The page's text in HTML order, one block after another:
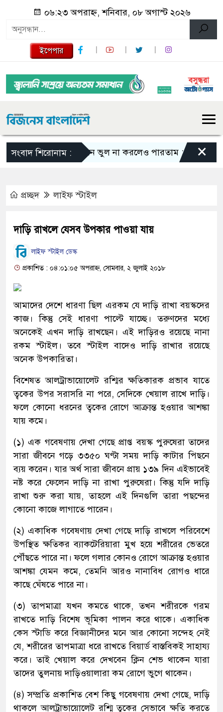
০৬:২৩ অপরাহ্ন, শনিবার, ০৮ অগাস্ট ২০২৬
ইপেপার
সংবাদ শিরোনাম :এমন ভুল না করলেও পারতাম : শাকিব খান
×
প্রচ্ছদ লাইফ স্টাইল
দাড়ি রাখলে যেসব উপকার পাওয়া যায়
লাইফ স্টাইল ডেস্ক
প্রকাশিত : ০৪:০১:০৫ অপরাহ্ন, সোমবার, ২ জুলাই ২০১৮
আমাদের দেশে ধারণা ছিল এরকম যে দাড়ি রাখা বয়স্কদের
কাজ। কিন্তু সেই ধারণা পাল্টে যাচ্ছে। তরুণদের মধ্যে
অনেকেই এখন দাড়ি রাখছেন। এই দাড়িরও রয়েছে নানা
রকম স্টাইল। তবে স্টাইল বাদেও দাড়ি রাখার রয়েছে
অনেক উপকারিতা।
বিশেষত আলট্রাভায়োলেট রশ্মির ক্ষতিকারক প্রভাব যাতে
ত্বকের উপর সরাসরি না পরে, সেদিকে খেয়াল রাখে দাড়ি।
ফলে কোনো ধরনের ত্বকের রোগে আক্রান্ত হওয়ার আশঙ্কা
যায় কমে।
(১) এক গবেষণায় দেখা গেছে প্রাপ্ত বয়স্ক পুরুষেরা তাদের
সারা জীবনে গড়ে ৩৩৫০ ঘণ্টা সময় দাড়ি কাটার পিছনে
ব্যয় করেন। যার অর্থ সারা জীবনে প্রায় ১৩৯ দিন এইভাবেই
নষ্ট করে ফেলেন দাড়ি না রাখা পুরুষেরা। কিন্তু যদি দাড়ি
রাখা শুরু করা যায়, তাহলে এই দিনগুলি তারা পছন্দের
কোনো কাজে লাগাতে পারেন।
(২) একাধিক গবেষণায় দেখা গেছে দাড়ি রাখলে পরিবেশে
উপস্থিত ক্ষতিকর ব্যাকটেরিয়ারা মুখ হয়ে শরীরের ভেতরে
পৌঁছতে পারে না। ফলে গলার কোনও রোগে আক্রান্ত হওয়ার
আশঙ্কা যেমন কমে, তেমনি আরও নানাবিধ রোগও ধারে
কাছে ঘেঁষতে পারে না।
(৩) তাপমাত্রা যখন কমতে থাকে, তখন শরীরকে গরম
রাখতে দাড়ি বিশেষ ভূমিকা পালন করে থাকে। একাধিক
কেস স্টাডি করে বিজ্ঞানীদের মনে আর কোনো সন্দেহ নেই
যে, শরীরের তাপমাত্রা ধরে রাখতে বিয়ার্ড বাস্তবিকই সাহায্য
করে। তাই খেয়াল করে দেখবেন ক্লিন শেভ থাকেন যারা
তাদের তুলনায় দাড়িওয়ালারা কম রোগে ভুগে থাকেন।
(৪) সম্প্রতি প্রকাশিত বেশ কিছু গবেষণায় দেখা গেছে, দাড়ি
থাকলে আলট্রাভায়োলেট রশ্মি ত্বকের সেভাবে ক্ষতি করতে